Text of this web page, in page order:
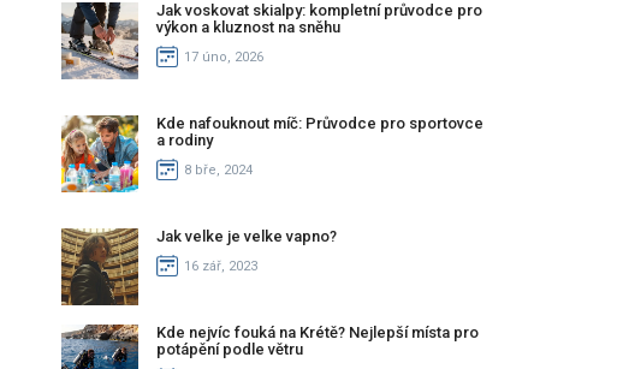
Jak voskovat skialpy: kompletní průvodce pro
výkon a kluznost na sněhu
17 úno, 2026
Kde nafouknout míč: Průvodce pro sportovce
a rodiny
8 bře, 2024
Jak velke je velke vapno?
16 zář, 2023
Kde nejvíc fouká na Krétě? Nejlepší místa pro
potápění podle větru